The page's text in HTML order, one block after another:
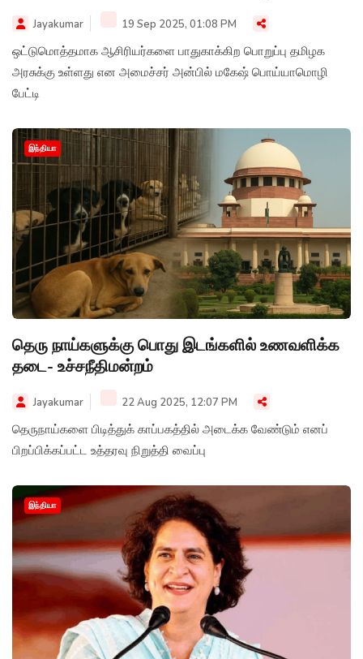
Jayakumar 19 Sep 2025, 01:08 PM
ஒட்டுமொத்தமாக ஆசிரியர்களை பாதுகாக்கிற பொறுப்பு தமிழக
அரசுக்கு உள்ளது என அமைச்சர் அன்பில் மகேஷ் பொய்யாமொழி
பேட்டி
இந்தியா
தெரு நாய்களுக்கு பொது இடங்களில் உணவளிக்க
தடை- உச்சநீதிமன்றம்
Jayakumar 22 Aug 2025, 12:07 PM
தெருநாய்களை பிடித்துக் காப்பகத்தில் அடைக்க வேண்டும் எனப்
பிறப்பிக்கப்பட்ட உத்தரவு நிறுத்தி வைப்பு
இந்தியா